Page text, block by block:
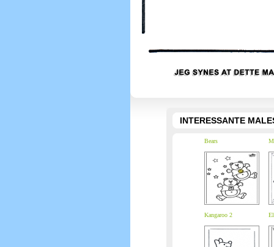
INTERESSANTE
Bears
Kangaroo 2